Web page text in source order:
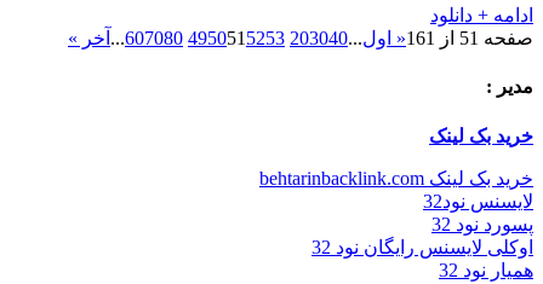
ادامه + دانلود
صفحه 51 از 161
« اول...
203040
495051 5253
607080
... آخر »
مدیر :
خرید بک لینک
خرید بک لینک behtarinbacklink.com
لایسنس نود32
پسورد نود 32
اوکلی لایسنس رایگان نود 32
همیار نود 32